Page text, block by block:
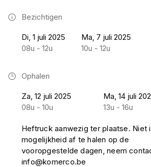
Bezichtigen
Di, 1 juli 2025
08u - 12u
Ma, 7 juli 2025
10u - 12u
Ophalen
Za, 12 juli 2025
08u - 10u
Ma, 14 juli
13u - 16u
Heftruck aanwezig ter plaatse. Niet
mogelijkheid af te halen op de
vooropgestelde dagen, neem
info@komerco.be